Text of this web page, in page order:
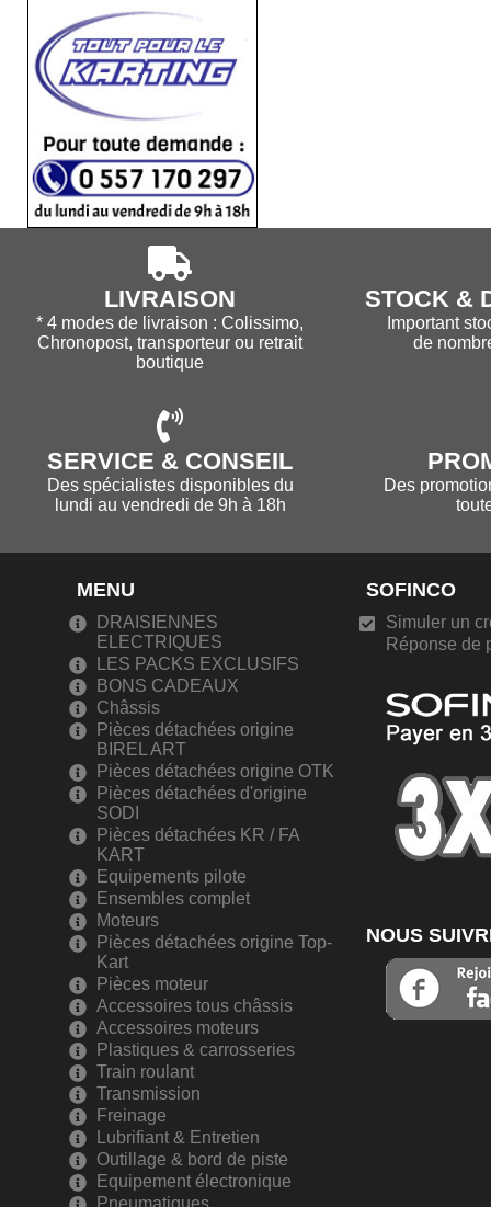
LIVRAISON
* 4 modes de livraison : Colissimo,
Chronopost, transporteur ou retrait
boutique
STOCK &
Important
de
SERVICE & CONSEIL
Des spécialistes disponibles du
lundi au vendredi de 9h à 18h
Des
MENU
DRAISIENNES
ELECTRIQUES
LES PACKS EXCLUSIFS
BONS CADEAUX
Châssis
Pièces détachées origine
BIREL ART
Pièces détachées origine OTK
Pièces détachées d'origine
SODI
Pièces détachées KR / FA
KART
Equipements pilote
Ensembles complet
Moteurs
Pièces détachées origine Top-
Kart
Pièces moteur
Accessoires tous châssis
Accessoires moteurs
Plastiques & carrosseries
Train roulant
Transmission
Freinage
Lubrifiant & Entretien
Outillage & bord de piste
Equipement électronique
Pneumatiques
SOFINCO
Simuler un
Réponse de
NOUS